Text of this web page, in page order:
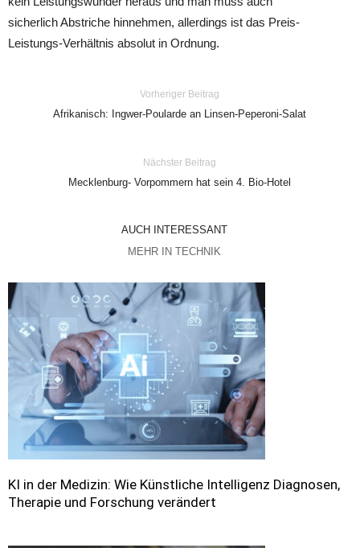
sicherlich Abstriche hinnehmen, allerdings ist das Preis-
Leistungs-Verhältnis absolut in Ordnung.
Vorheriger Beitrag
Afrikanisch: Ingwer-Poularde an Linsen-Peperoni-Salat
Nächster Beitrag
Mecklenburg- Vorpommern hat sein 4. Bio-Hotel
AUCH INTERESSANT
MEHR IN TECHNIK
KI in der Medizin: Wie Künstliche Intelligenz Diagnosen,
Therapie und Forschung verändert